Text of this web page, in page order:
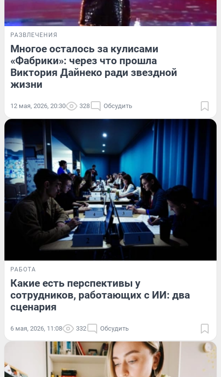
РАЗВЛЕЧЕНИЯ
Многое осталось за кулисами
«Фабрики»: через что прошла
Виктория Дайнеко ради звездной
жизни
12 мая, 2026, 20:30 328 Обсудить
РАБОТА
Какие есть перспективы у
сотрудников, работающих с ИИ: два
сценария
6 мая, 2026, 11:08 332 Обсудить